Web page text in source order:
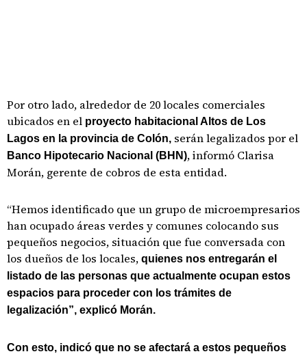
Por otro lado, alrededor de 20 locales comerciales
ubicados en el proyecto habitacional Altos de Los
Lagos en la provincia de Colón, serán legalizados por el
Banco Hipotecario Nacional (BHN), informó Clarisa
Morán, gerente de cobros de esta entidad.
“Hemos identificado que un grupo de microempresarios
han ocupado áreas verdes y comunes colocando sus
pequeños negocios, situación que fue conversada con
los dueños de los locales, quienes nos entregarán el
listado de las personas que actualmente ocupan estos
espacios para proceder con los trámites de
legalización”, explicó Morán.
Con esto, indicó que no se afectará a estos pequeños